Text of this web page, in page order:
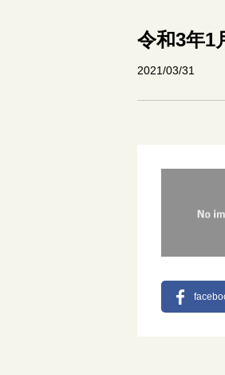
令和3年1
2021/03/31